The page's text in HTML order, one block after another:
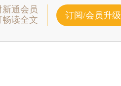
新通会员
畅读全文
订阅/会员升级